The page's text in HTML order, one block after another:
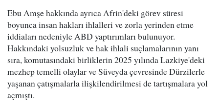
Ebu Amşe hakkında ayrıca Afrin'deki görev süresi
boyunca insan hakları ihlalleri ve zorla yerinden etme
iddiaları nedeniyle ABD yaptırımları bulunuyor.
Hakkındaki yolsuzluk ve hak ihlali suçlamalarının yanı
sıra, komutasındaki birliklerin 2025 yılında Lazkiye'deki
mezhep temelli olaylar ve Süveyda çevresinde Dürzilerle
yaşanan çatışmalarla ilişkilendirilmesi de tartışmalara yol
açmıştı.